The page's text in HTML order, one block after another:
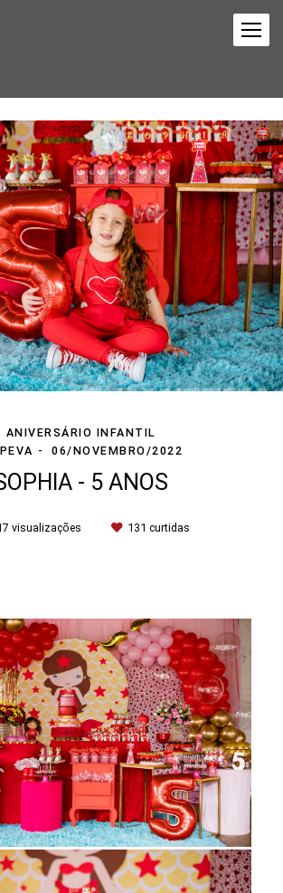
ANIVERSÁRIO INFANTIL
06/NOVEMBRO/2022
- 5 ANOS
visualizações 131 curtidas